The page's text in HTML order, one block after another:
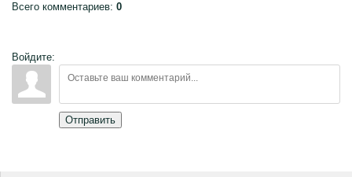
Всего комментариев: 0
Войдите:
Отправить